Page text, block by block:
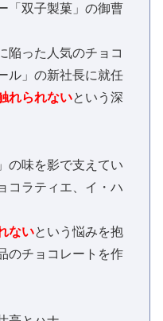
、本物のチョコレート。この記事で
「双子製菓」の御曹
陥った人気のチョコ
ル」の新社長に就任
れられないという深
の味を影で支えてい
コラティエ、イ・ハ
ないという悩みを抱
のチョコレートを作